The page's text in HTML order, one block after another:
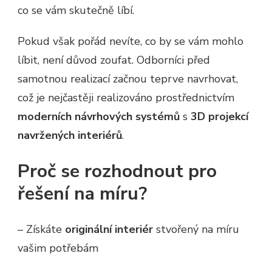
co se vám skutečně líbí.
Pokud však pořád nevíte, co by se vám mohlo
líbit, není důvod zoufat. Odborníci před
samotnou realizací začnou teprve navrhovat,
což je nejčastěji realizováno prostřednictvím
moderních návrhových systémů s 3D projekcí
navržených interiérů.
Proč se rozhodnout pro
řešení na míru?
– Získáte originální interiér stvořený na míru
vašim potřebám